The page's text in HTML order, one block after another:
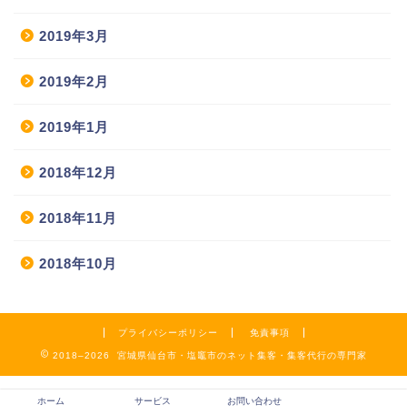
2019年3月
2019年2月
2019年1月
2018年12月
2018年11月
2018年10月
プライバシーポリシー 免責事項
2018–2026 宮城県仙台市・塩竈市のネット集客・集客代行の専門家
ホーム サービス お問い合わせ